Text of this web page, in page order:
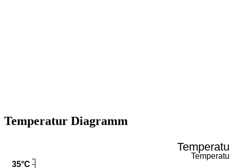
Temperatur Diagramm